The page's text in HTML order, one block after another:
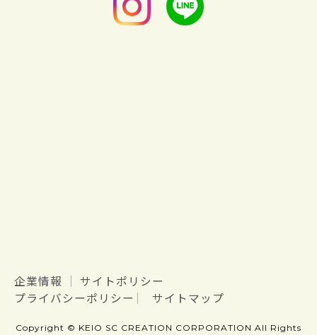
企業情報
サイトポリシー
プライバシーポリシー
サイトマップ
Copyright © KEIO SC CREATION CORPORATION All Rights